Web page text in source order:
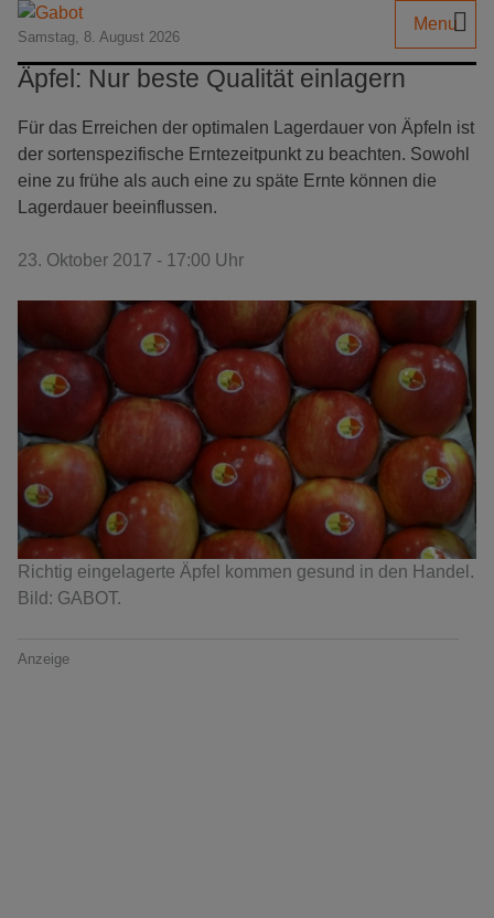
Samstag, 8. August 2026
Menu
Äpfel: Nur beste Qualität einlagern
Für das Erreichen der optimalen Lagerdauer von Äpfeln ist
der sortenspezifische Erntezeitpunkt zu beachten. Sowohl
eine zu frühe als auch eine zu späte Ernte können die
Lagerdauer beeinflussen.
23. Oktober 2017 - 17:00 Uhr
Richtig eingelagerte Äpfel kommen gesund in den Handel.
Bild: GABOT.
Anzeige